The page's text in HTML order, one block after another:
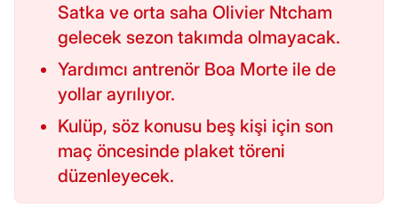
Satka ve orta saha Olivier Ntcham
gelecek sezon takımda olmayacak.
Yardımcı antrenör Boa Morte ile de
yollar ayrılıyor.
Kulüp, söz konusu beş kişi için son
maç öncesinde plaket töreni
düzenleyecek.